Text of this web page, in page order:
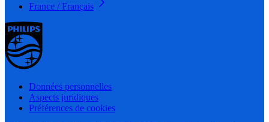
France / Français
Données personnelles
Aspects juridiques
Préférences de cookies